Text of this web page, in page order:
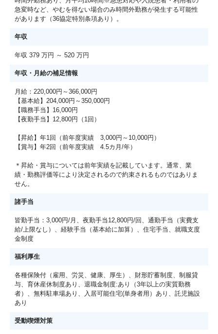
急変時など、やむを得ない場合のみ時間外勤務が発生する可能性
があります（36協定特別条項あり）。
年収
年収 379 万円 ～ 520 万円
年収・月給の補足情報
月給：220,000円～366,000円
【基本給】204,000円～350,000円
【職務手当】16,000円
【夜勤手当】12,800円（1回）
【昇給】年1回（前年度実績 3,000円～10,000円）
【賞与】年2回（前年度実績 4.5カ月/年）
＊昇給・賞与については前年実績を記載しています。通常、業
績・勤務評価等により決定されるので約束されるものではありま
せん。
諸手当
皆勤手当：3,000円/月、夜勤手当12,800円/回、通勤手当（実費支
給/上限なし）、経験手当（基本給に加算）、住宅手当、就職支度
金制度
福利厚生
各種保険付（雇用、労災、健康、厚生）、財形貯蓄制度、制服貸
与、育休産休制度あり、退職金制度:あり（3年以上の実質勤務
者）、無料駐車場あり、入居可能住宅(単身者用）あり、託児施設
あり
受動喫煙対策